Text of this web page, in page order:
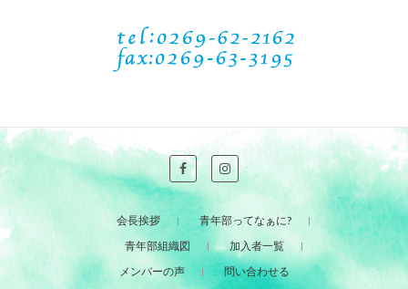
会長挨拶
青年部ってなぁに?
青年部組織図
加入者一覧
メンバーの声
問い合わせる